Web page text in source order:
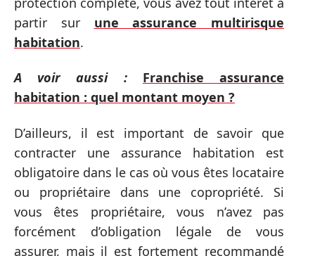
partir sur une assurance multirisque
habitation.
A voir aussi :
Franchise assurance
habitation : quel montant moyen ?
D’ailleurs, il est important de savoir que
contracter une assurance habitation est
obligatoire dans le cas où vous êtes locataire
ou propriétaire dans une copropriété. Si
vous êtes propriétaire, vous n’avez pas
forcément d’obligation légale de vous
assurer, mais il est fortement recommandé